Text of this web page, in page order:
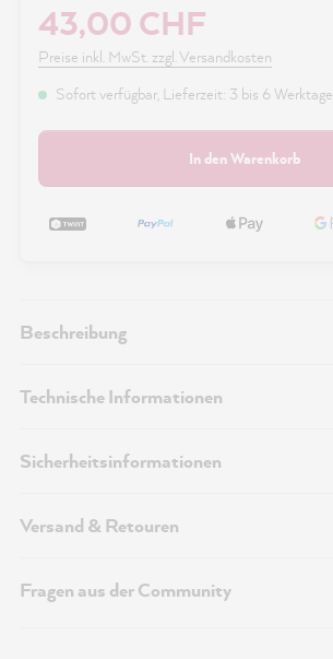
43,00 CHF
Preise inkl. MwSt. zzgl. Versandkosten
Sofort verfügbar, Lieferzeit: 3 bis 6 Werktage
In den Warenkorb
Beschreibung
Technische Informationen
Sicherheitsinformationen
Versand & Retouren
Fragen aus der Community